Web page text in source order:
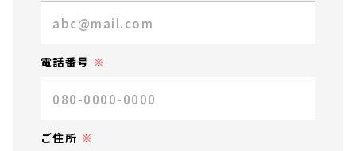
電話番号
ご住所